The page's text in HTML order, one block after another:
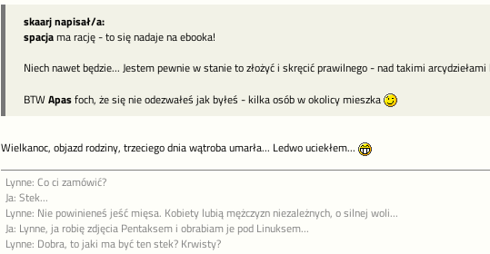
skaarj napisał/a:
spacjama rację - to się nadaje na ebooka!
Niech nawet będzie... Jestem pewnie w stanie to złożyć i skręcić prawilnego - nad takimi
BTWApasfoch, że się nie odezwałeś jak byłeś - kilka osób w okolicy mieszka
Wielkanoc, objazd rodziny, trzeciego dnia wątroba umarła... Ledwo uciekłem...
Lynne: Co ci zamówić?
Ja: Stek...
Lynne: Nie powinieneś jeść mięsa. Kobiety lubią mężczyzn niezależnych, o silnej woli...
Ja: Lynne, ja robię zdjęcia Pentaksem i obrabiam je pod Linuksem...
Lynne: Dobra, to jaki ma być ten stek? Krwisty?